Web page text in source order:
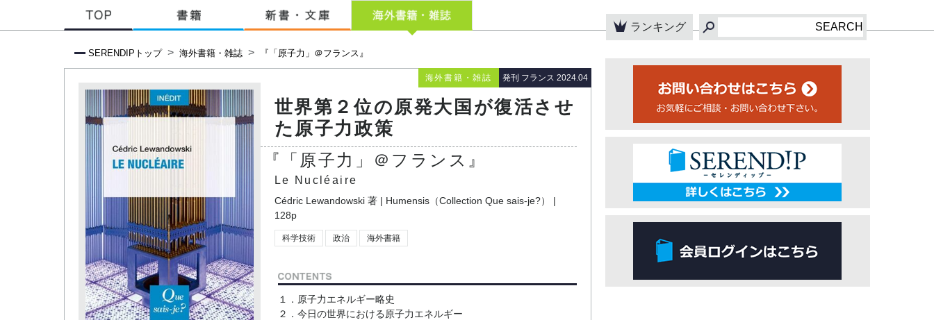
ランキング
SERENDIPトップ 海外書籍・雑誌 『「原子力」＠フランス』
海外書籍・雑誌 発刊 フランス 2024.04
世界第２位の原発大国が復活させ
た原子力政策
『「原子力」＠フランス』
Le Nucléaire
Cédric Lewandowski著 | Humensis（Collection Que sais-je?）
|
128p
科学技術 政治 海外書籍
１．原子力エネルギー略史
２．今日の世界における原子力エネルギー